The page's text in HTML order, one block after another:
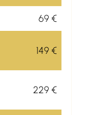
69 €
149 €
229 €